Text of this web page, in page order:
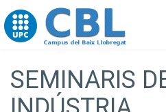
Go to upc.edu
SEMINARIS